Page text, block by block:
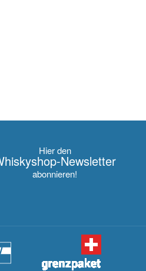
Hier den
Newsletter
abonnieren!